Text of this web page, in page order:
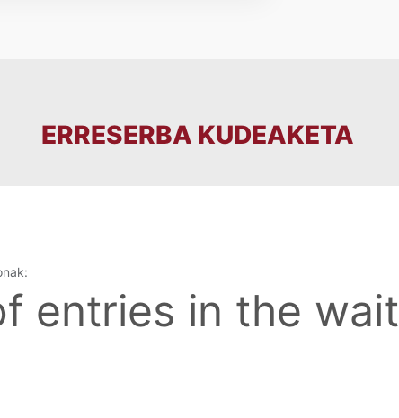
ERRESERBA KUDEAKETA
entries in the